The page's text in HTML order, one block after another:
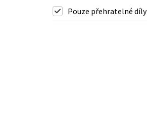
Pouze přehratelné díly